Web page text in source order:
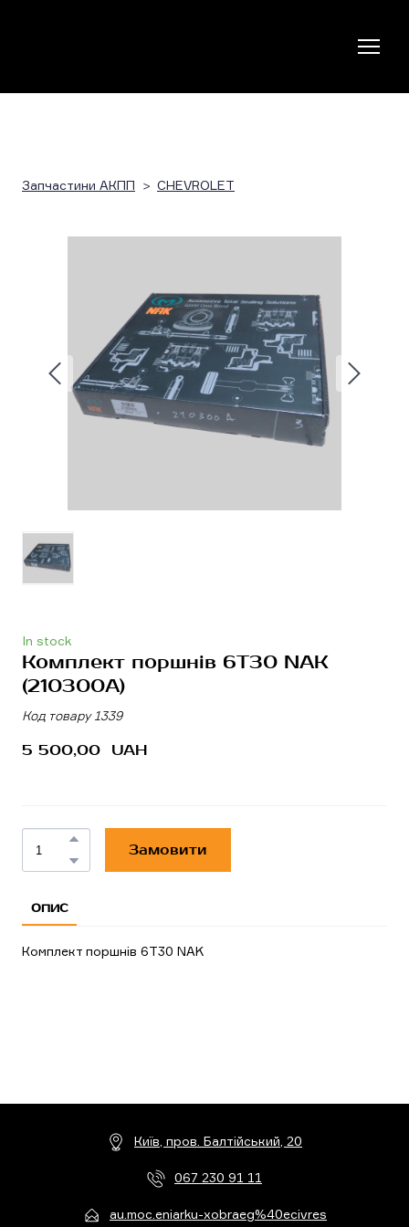
Запчастини АКПП CHEVROLET
In stock
Комплект поршнів 6T30 NAK
(210300A)
Код товару 1339
5 500,00  UAH
Замовити
ОПИС
Комплект поршнів 6T30 NAK
Київ, пров. Балтійський, 20
067 230 91 11
au.moc.eniarku-xobraeg%40ecivres